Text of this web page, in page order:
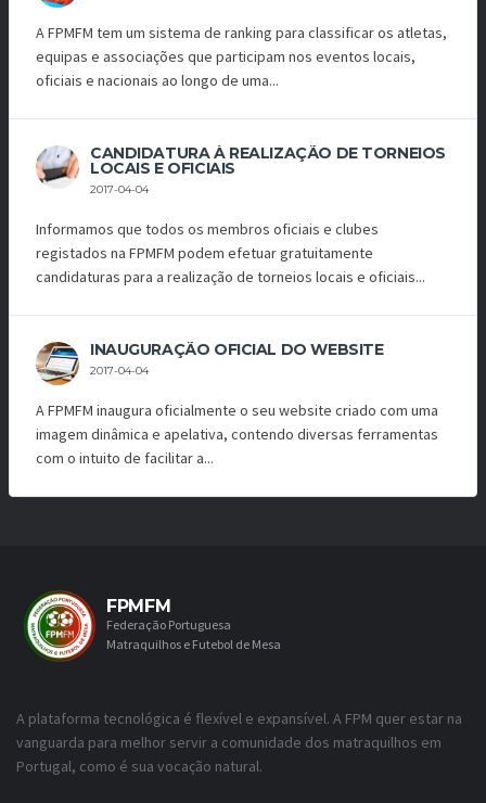
A FPMFM tem um sistema de ranking para classificar os atletas,
equipas e associações que participam nos eventos locais,
oficiais e nacionais ao longo de uma...
CANDIDATURA À REALIZAÇÃO DE TORNEIOS
LOCAIS E OFICIAIS
2017-04-04
Informamos que todos os membros oficiais e clubes
registados na FPMFM podem efetuar gratuitamente
candidaturas para a realização de torneios locais e oficiais...
INAUGURAÇÃO OFICIAL DO WEBSITE
2017-04-04
A FPMFM inaugura oficialmente o seu website criado com uma
imagem dinâmica e apelativa, contendo diversas ferramentas
com o intuito de facilitar a...
FPMFM
Federação Portuguesa
Matraquilhos e Futebol de Mesa
A plataforma tecnológica é flexível e expansível. A FPM quer estar na
vanguarda para melhor servir a comunidade dos matraquilhos em
Portugal, como é sua vocação natural.